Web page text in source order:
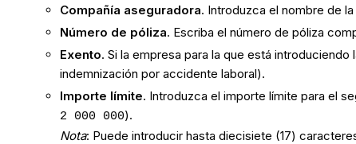
Compañía aseguradora. Introduzca el nombre de
Número de póliza. Escriba el número de póliza
Exento. Si la empresa para la que está
indemnización por accidente laboral).
Importe límite. Introduzca el importe límite para el
2 000 000).
Nota: Puede introducir hasta diecisiete (17)